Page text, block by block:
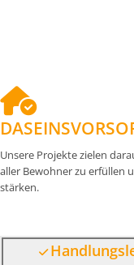
Unsere Projekte zielen
aller Bewohner zu erfüllen
stärken.